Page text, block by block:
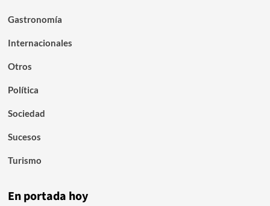
Gastronomía
Internacionales
Otros
Política
Sociedad
Sucesos
Turismo
En portada hoy